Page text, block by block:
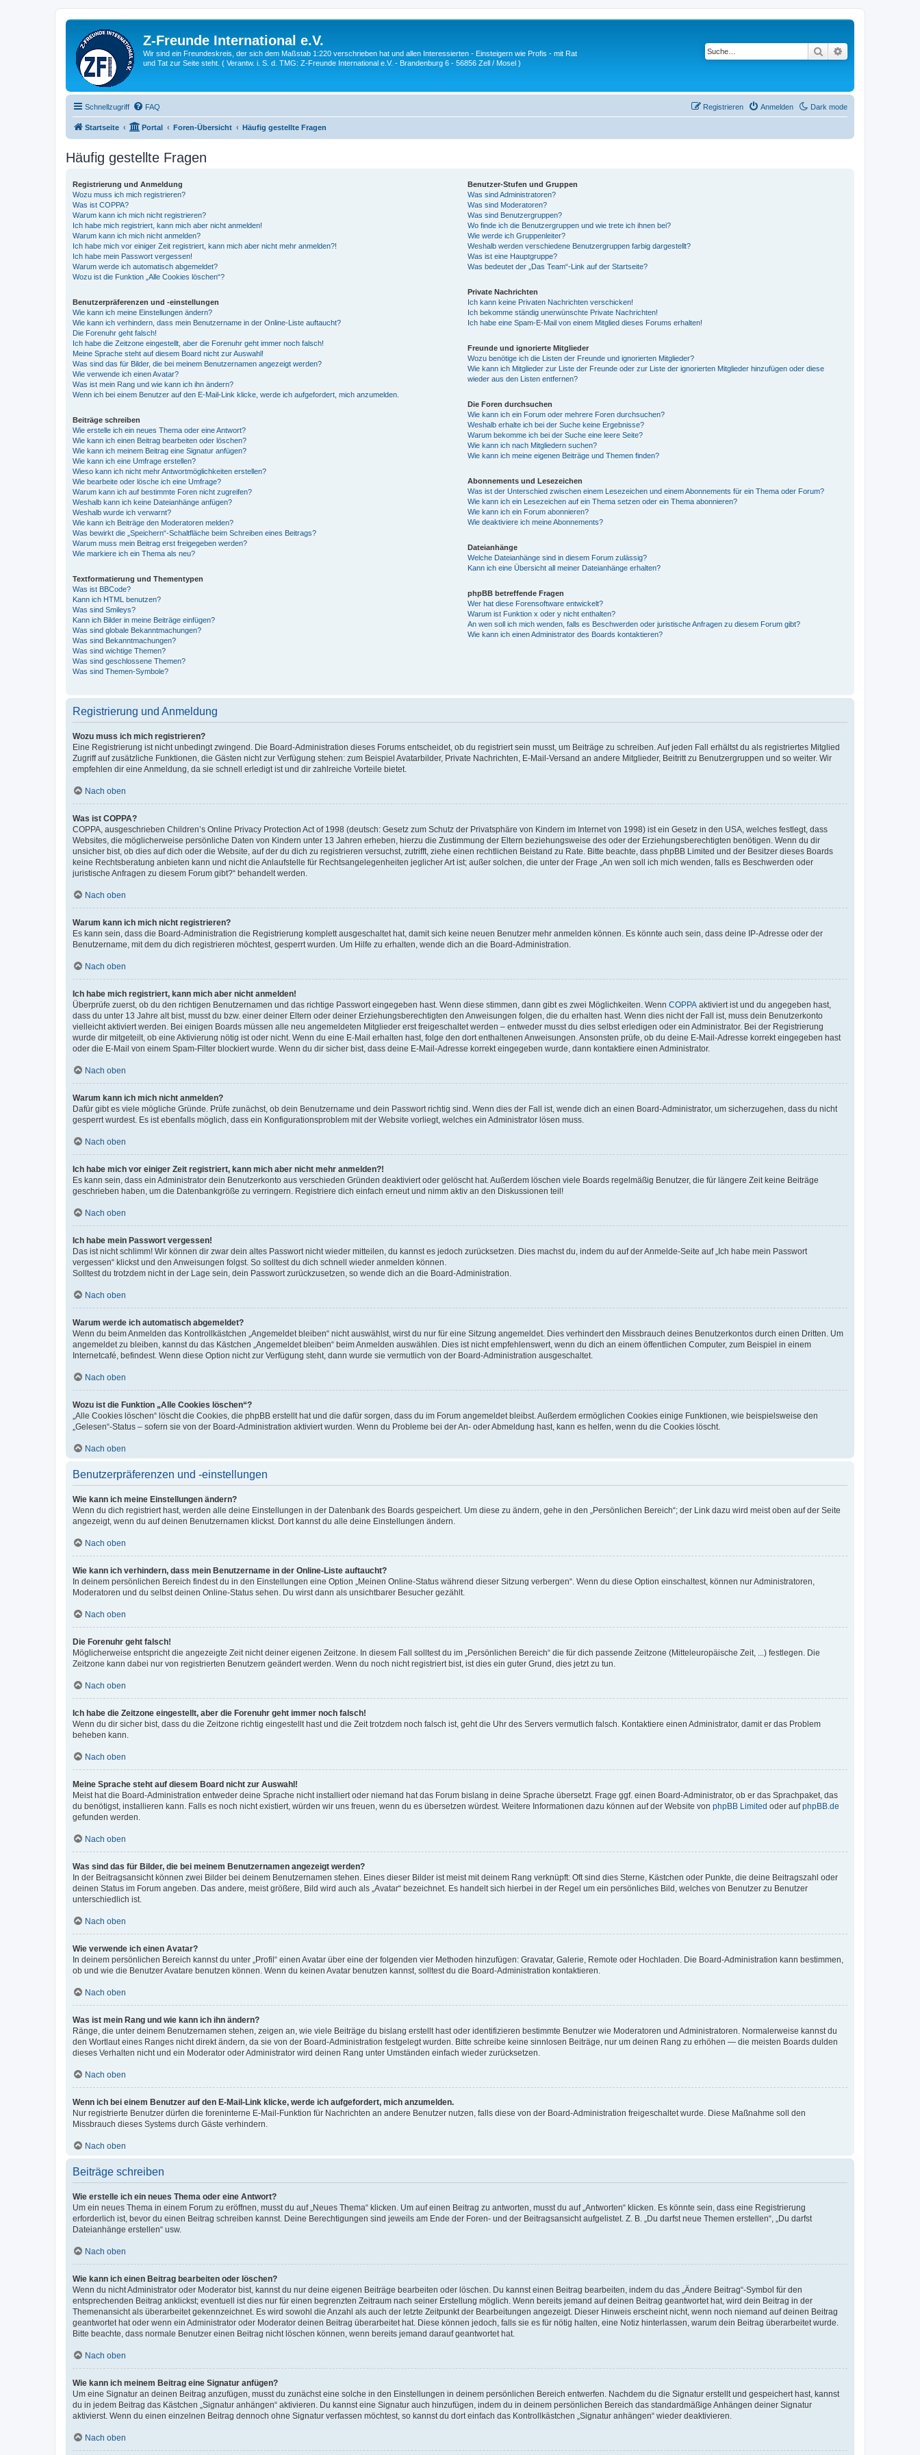
Z-Freunde International e.V.
Wir sind ein Freundeskreis, der sich dem Maßstab 1:220 verschrieben hat und allen Interessierten - Einsteigern wie Profis - mit Rat
und Tat zur Seite steht. ( Verantw. i. S. d. TMG: Z-Freunde International e.V. - Brandenburg 6 - 56856 Zell / Mosel )
Suche
Schnellzugriff Dark mode
FAQ Anmelden
Registrieren
Startseite Portal Foren-Übersicht Häufig gestellte Fragen
Häufig gestellte Fragen
Registrierung und Anmeldung
Wozu muss ich mich registrieren?
Was ist COPPA?
Warum kann ich mich nicht registrieren?
Ich habe mich registriert, kann mich aber nicht anmelden!
Warum kann ich mich nicht anmelden?
Ich habe mich vor einiger Zeit registriert, kann mich aber nicht mehr anmelden?!
Ich habe mein Passwort vergessen!
Warum werde ich automatisch abgemeldet?
Wozu ist die Funktion „Alle Cookies löschen“?
Benutzerpräferenzen und -einstellungen
Wie kann ich meine Einstellungen ändern?
Wie kann ich verhindern, dass mein Benutzername in der Online-Liste auftaucht?
Die Forenuhr geht falsch!
Ich habe die Zeitzone eingestellt, aber die Forenuhr geht immer noch falsch!
Meine Sprache steht auf diesem Board nicht zur Auswahl!
Was sind das für Bilder, die bei meinem Benutzernamen angezeigt werden?
Wie verwende ich einen Avatar?
Was ist mein Rang und wie kann ich ihn ändern?
Wenn ich bei einem Benutzer auf den E-Mail-Link klicke, werde ich aufgefordert, mich anzumelden.
Beiträge schreiben
Wie erstelle ich ein neues Thema oder eine Antwort?
Wie kann ich einen Beitrag bearbeiten oder löschen?
Wie kann ich meinem Beitrag eine Signatur anfügen?
Wie kann ich eine Umfrage erstellen?
Wieso kann ich nicht mehr Antwortmöglichkeiten erstellen?
Wie bearbeite oder lösche ich eine Umfrage?
Warum kann ich auf bestimmte Foren nicht zugreifen?
Weshalb kann ich keine Dateianhänge anfügen?
Weshalb wurde ich verwarnt?
Wie kann ich Beiträge den Moderatoren melden?
Was bewirkt die „Speichern“-Schaltfläche beim Schreiben eines Beitrags?
Warum muss mein Beitrag erst freigegeben werden?
Wie markiere ich ein Thema als neu?
Textformatierung und Thementypen
Was ist BBCode?
Kann ich HTML benutzen?
Was sind Smileys?
Kann ich Bilder in meine Beiträge einfügen?
Was sind globale Bekanntmachungen?
Was sind Bekanntmachungen?
Was sind wichtige Themen?
Was sind geschlossene Themen?
Was sind Themen-Symbole?
Benutzer-Stufen und Gruppen
Was sind Administratoren?
Was sind Moderatoren?
Was sind Benutzergruppen?
Wo finde ich die Benutzergruppen und wie trete ich ihnen bei?
Wie werde ich Gruppenleiter?
Weshalb werden verschiedene Benutzergruppen farbig dargestellt?
Was ist eine Hauptgruppe?
Was bedeutet der „Das Team“-Link auf der Startseite?
Private Nachrichten
Ich kann keine Privaten Nachrichten verschicken!
Ich bekomme ständig unerwünschte Private Nachrichten!
Ich habe eine Spam-E-Mail von einem Mitglied dieses Forums erhalten!
Freunde und ignorierte Mitglieder
Wozu benötige ich die Listen der Freunde und ignorierten Mitglieder?
Wie kann ich Mitglieder zur Liste der Freunde oder zur Liste der ignorierten Mitglieder hinzufügen oder diese
wieder aus den Listen entfernen?
Die Foren durchsuchen
Wie kann ich ein Forum oder mehrere Foren durchsuchen?
Weshalb erhalte ich bei der Suche keine Ergebnisse?
Warum bekomme ich bei der Suche eine leere Seite?
Wie kann ich nach Mitgliedern suchen?
Wie kann ich meine eigenen Beiträge und Themen finden?
Abonnements und Lesezeichen
Was ist der Unterschied zwischen einem Lesezeichen und einem Abonnements für ein Thema oder Forum?
Wie kann ich ein Lesezeichen auf ein Thema setzen oder ein Thema abonnieren?
Wie kann ich ein Forum abonnieren?
Wie deaktiviere ich meine Abonnements?
Dateianhänge
Welche Dateianhänge sind in diesem Forum zulässig?
Kann ich eine Übersicht all meiner Dateianhänge erhalten?
phpBB betreffende Fragen
Wer hat diese Forensoftware entwickelt?
Warum ist Funktion x oder y nicht enthalten?
An wen soll ich mich wenden, falls es Beschwerden oder juristische Anfragen zu diesem Forum gibt?
Wie kann ich einen Administrator des Boards kontaktieren?
Registrierung und Anmeldung
Wozu muss ich mich registrieren?
Eine Registrierung ist nicht unbedingt zwingend. Die Board-Administration dieses Forums entscheidet, ob du registriert sein musst, um Beiträge zu schreiben. Auf jeden Fall erhältst du als registriertes Mitglied
Zugriff auf zusätzliche Funktionen, die Gästen nicht zur Verfügung stehen: zum Beispiel Avatarbilder, Private Nachrichten, E-Mail-Versand an andere Mitglieder, Beitritt zu Benutzergruppen und so weiter. Wir
empfehlen dir eine Anmeldung, da sie schnell erledigt ist und dir zahlreiche Vorteile bietet.
Nach oben
Was ist COPPA?
COPPA, ausgeschrieben Children’s Online Privacy Protection Act of 1998 (deutsch: Gesetz zum Schutz der Privatsphäre von Kindern im Internet von 1998) ist ein Gesetz in den USA, welches festlegt, dass
Websites, die möglicherweise persönliche Daten von Kindern unter 13 Jahren erheben, hierzu die Zustimmung der Eltern beziehungsweise des oder der Erziehungsberechtigten benötigen. Wenn du dir
unsicher bist, ob dies auf dich oder die Website, auf der du dich zu registrieren versuchst, zutrifft, ziehe einen rechtlichen Beistand zu Rate. Bitte beachte, dass phpBB Limited und der Besitzer dieses Boards
keine Rechtsberatung anbieten kann und nicht die Anlaufstelle für Rechtsangelegenheiten jeglicher Art ist; außer solchen, die unter der Frage „An wen soll ich mich wenden, falls es Beschwerden oder
juristische Anfragen zu diesem Forum gibt?“ behandelt werden.
Nach oben
Warum kann ich mich nicht registrieren?
Es kann sein, dass die Board-Administration die Registrierung komplett ausgeschaltet hat, damit sich keine neuen Benutzer mehr anmelden können. Es könnte auch sein, dass deine IP-Adresse oder der
Benutzername, mit dem du dich registrieren möchtest, gesperrt wurden. Um Hilfe zu erhalten, wende dich an die Board-Administration.
Nach oben
Ich habe mich registriert, kann mich aber nicht anmelden!
Überprüfe zuerst, ob du den richtigen Benutzernamen und das richtige Passwort eingegeben hast. Wenn diese stimmen, dann gibt es zwei Möglichkeiten. Wenn COPPA aktiviert ist und du angegeben hast,
dass du unter 13 Jahre alt bist, musst du bzw. einer deiner Eltern oder deiner Erziehungsberechtigten den Anweisungen folgen, die du erhalten hast. Wenn dies nicht der Fall ist, muss dein Benutzerkonto
vielleicht aktiviert werden. Bei einigen Boards müssen alle neu angemeldeten Mitglieder erst freigeschaltet werden – entweder musst du dies selbst erledigen oder ein Administrator. Bei der Registrierung
wurde dir mitgeteilt, ob eine Aktivierung nötig ist oder nicht. Wenn du eine E-Mail erhalten hast, folge den dort enthaltenen Anweisungen. Ansonsten prüfe, ob du deine E-Mail-Adresse korrekt eingegeben hast
oder die E-Mail von einem Spam-Filter blockiert wurde. Wenn du dir sicher bist, dass deine E-Mail-Adresse korrekt eingegeben wurde, dann kontaktiere einen Administrator.
Nach oben
Warum kann ich mich nicht anmelden?
Dafür gibt es viele mögliche Gründe. Prüfe zunächst, ob dein Benutzername und dein Passwort richtig sind. Wenn dies der Fall ist, wende dich an einen Board-Administrator, um sicherzugehen, dass du nicht
gesperrt wurdest. Es ist ebenfalls möglich, dass ein Konfigurationsproblem mit der Website vorliegt, welches ein Administrator lösen muss.
Nach oben
Ich habe mich vor einiger Zeit registriert, kann mich aber nicht mehr anmelden?!
Es kann sein, dass ein Administrator dein Benutzerkonto aus verschieden Gründen deaktiviert oder gelöscht hat. Außerdem löschen viele Boards regelmäßig Benutzer, die für längere Zeit keine Beiträge
geschrieben haben, um die Datenbankgröße zu verringern. Registriere dich einfach erneut und nimm aktiv an den Diskussionen teil!
Nach oben
Ich habe mein Passwort vergessen!
Das ist nicht schlimm! Wir können dir zwar dein altes Passwort nicht wieder mitteilen, du kannst es jedoch zurücksetzen. Dies machst du, indem du auf der Anmelde-Seite auf „Ich habe mein Passwort
vergessen“ klickst und den Anweisungen folgst. So solltest du dich schnell wieder anmelden können.
Solltest du trotzdem nicht in der Lage sein, dein Passwort zurückzusetzen, so wende dich an die Board-Administration.
Nach oben
Warum werde ich automatisch abgemeldet?
Wenn du beim Anmelden das Kontrollkästchen „Angemeldet bleiben“ nicht auswählst, wirst du nur für eine Sitzung angemeldet. Dies verhindert den Missbrauch deines Benutzerkontos durch einen Dritten. Um
angemeldet zu bleiben, kannst du das Kästchen „Angemeldet bleiben“ beim Anmelden auswählen. Dies ist nicht empfehlenswert, wenn du dich an einem öffentlichen Computer, zum Beispiel in einem
Internetcafé, befindest. Wenn diese Option nicht zur Verfügung steht, dann wurde sie vermutlich von der Board-Administration ausgeschaltet.
Nach oben
Wozu ist die Funktion „Alle Cookies löschen“?
„Alle Cookies löschen“ löscht die Cookies, die phpBB erstellt hat und die dafür sorgen, dass du im Forum angemeldet bleibst. Außerdem ermöglichen Cookies einige Funktionen, wie beispielsweise den
„Gelesen“-Status – sofern sie von der Board-Administration aktiviert wurden. Wenn du Probleme bei der An- oder Abmeldung hast, kann es helfen, wenn du die Cookies löscht.
Nach oben
Benutzerpräferenzen und -einstellungen
Wie kann ich meine Einstellungen ändern?
Wenn du dich registriert hast, werden alle deine Einstellungen in der Datenbank des Boards gespeichert. Um diese zu ändern, gehe in den „Persönlichen Bereich“; der Link dazu wird meist oben auf der Seite
angezeigt, wenn du auf deinen Benutzernamen klickst. Dort kannst du alle deine Einstellungen ändern.
Nach oben
Wie kann ich verhindern, dass mein Benutzername in der Online-Liste auftaucht?
In deinem persönlichen Bereich findest du in den Einstellungen eine Option „Meinen Online-Status während dieser Sitzung verbergen“. Wenn du diese Option einschaltest, können nur Administratoren,
Moderatoren und du selbst deinen Online-Status sehen. Du wirst dann als unsichtbarer Besucher gezählt.
Nach oben
Die Forenuhr geht falsch!
Möglicherweise entspricht die angezeigte Zeit nicht deiner eigenen Zeitzone. In diesem Fall solltest du im „Persönlichen Bereich“ die für dich passende Zeitzone (Mitteleuropäische Zeit, ...) festlegen. Die
Zeitzone kann dabei nur von registrierten Benutzern geändert werden. Wenn du noch nicht registriert bist, ist dies ein guter Grund, dies jetzt zu tun.
Nach oben
Ich habe die Zeitzone eingestellt, aber die Forenuhr geht immer noch falsch!
Wenn du dir sicher bist, dass du die Zeitzone richtig eingestellt hast und die Zeit trotzdem noch falsch ist, geht die Uhr des Servers vermutlich falsch. Kontaktiere einen Administrator, damit er das Problem
beheben kann.
Nach oben
Meine Sprache steht auf diesem Board nicht zur Auswahl!
Meist hat die Board-Administration entweder deine Sprache nicht installiert oder niemand hat das Forum bislang in deine Sprache übersetzt. Frage ggf. einen Board-Administrator, ob er das Sprachpaket, das
du benötigst, installieren kann. Falls es noch nicht existiert, würden wir uns freuen, wenn du es übersetzen würdest. Weitere Informationen dazu können auf der Website von phpBB Limited oder aufphpBB.de
gefunden werden.
Nach oben
Was sind das für Bilder, die bei meinem Benutzernamen angezeigt werden?
In der Beitragsansicht können zwei Bilder bei deinem Benutzernamen stehen. Eines dieser Bilder ist meist mit deinem Rang verknüpft: Oft sind dies Sterne, Kästchen oder Punkte, die deine Beitragszahl oder
deinen Status im Forum angeben. Das andere, meist größere, Bild wird auch als „Avatar“ bezeichnet. Es handelt sich hierbei in der Regel um ein persönliches Bild, welches von Benutzer zu Benutzer
unterschiedlich ist.
Nach oben
Wie verwende ich einen Avatar?
In deinem persönlichen Bereich kannst du unter „Profil“ einen Avatar über eine der folgenden vier Methoden hinzufügen: Gravatar, Galerie, Remote oder Hochladen. Die Board-Administration kann bestimmen,
ob und wie die Benutzer Avatare benutzen können. Wenn du keinen Avatar benutzen kannst, solltest du die Board-Administration kontaktieren.
Nach oben
Was ist mein Rang und wie kann ich ihn ändern?
Ränge, die unter deinem Benutzernamen stehen, zeigen an, wie viele Beiträge du bislang erstellt hast oder identifizieren bestimmte Benutzer wie Moderatoren und Administratoren. Normalerweise kannst du
den Wortlaut eines Ranges nicht direkt ändern, da sie von der Board-Administration festgelegt wurden. Bitte schreibe keine sinnlosen Beiträge, nur um deinen Rang zu erhöhen — die meisten Boards dulden
dieses Verhalten nicht und ein Moderator oder Administrator wird deinen Rang unter Umständen einfach wieder zurücksetzen.
Nach oben
Wenn ich bei einem Benutzer auf den E-Mail-Link klicke, werde ich aufgefordert, mich anzumelden.
Nur registrierte Benutzer dürfen die foreninterne E-Mail-Funktion für Nachrichten an andere Benutzer nutzen, falls diese von der Board-Administration freigeschaltet wurde. Diese Maßnahme soll den
Missbrauch dieses Systems durch Gäste verhindern.
Nach oben
Beiträge schreiben
Wie erstelle ich ein neues Thema oder eine Antwort?
Um ein neues Thema in einem Forum zu eröffnen, musst du auf „Neues Thema“ klicken. Um auf einen Beitrag zu antworten, musst du auf „Antworten“ klicken. Es könnte sein, dass eine Registrierung
erforderlich ist, bevor du einen Beitrag schreiben kannst. Deine Berechtigungen sind jeweils am Ende der Foren- und der Beitragsansicht aufgelistet. Z. B. „Du darfst neue Themen erstellen“, „Du darfst
Dateianhänge erstellen“ usw.
Nach oben
Wie kann ich einen Beitrag bearbeiten oder löschen?
Wenn du nicht Administrator oder Moderator bist, kannst du nur deine eigenen Beiträge bearbeiten oder löschen. Du kannst einen Beitrag bearbeiten, indem du das „Ändere Beitrag“-Symbol für den
entsprechenden Beitrag anklickst; eventuell ist dies nur für einen begrenzten Zeitraum nach seiner Erstellung möglich. Wenn bereits jemand auf deinen Beitrag geantwortet hat, wird dein Beitrag in der
Themenansicht als überarbeitet gekennzeichnet. Es wird sowohl die Anzahl als auch der letzte Zeitpunkt der Bearbeitungen angezeigt. Dieser Hinweis erscheint nicht, wenn noch niemand auf deinen Beitrag
geantwortet hat oder wenn ein Administrator oder Moderator deinen Beitrag überarbeitet hat. Diese können jedoch, falls sie es für nötig halten, eine Notiz hinterlassen, warum dein Beitrag überarbeitet wurde.
Bitte beachte, dass normale Benutzer einen Beitrag nicht löschen können, wenn bereits jemand darauf geantwortet hat.
Nach oben
Wie kann ich meinem Beitrag eine Signatur anfügen?
Um eine Signatur an deinen Beitrag anzufügen, musst du zunächst eine solche in den Einstellungen in deinem persönlichen Bereich entwerfen. Nachdem du die Signatur erstellt und gespeichert hast, kannst
du in jedem Beitrag das Kästchen „Signatur anhängen“ aktivieren. Du kannst eine Signatur auch hinzufügen, indem du in deinem persönlichen Bereich das standardmäßige Anhängen deiner Signatur
aktivierst. Wenn du einen einzelnen Beitrag dennoch ohne Signatur verfassen möchtest, so kannst du dort einfach das Kontrollkästchen „Signatur anhängen“ wieder deaktivieren.
Nach oben